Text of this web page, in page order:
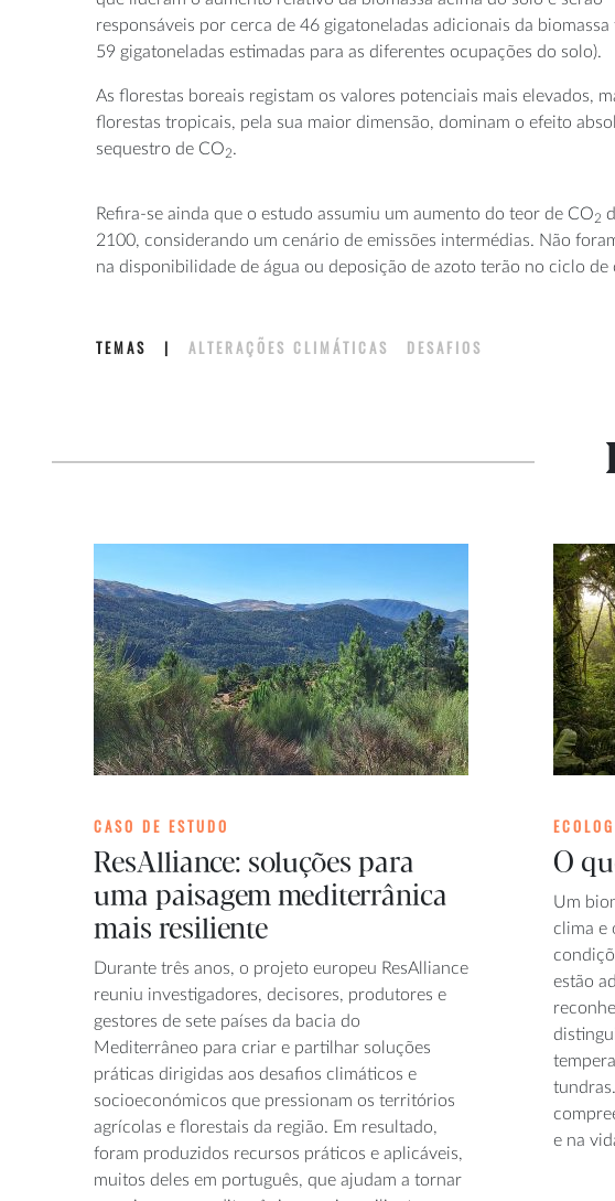
responsáveis por cerca de 46 gigatoneladas adicionais da biomassa
59 gigatoneladas estimadas para as diferentes ocupações do solo).
As florestas boreais registam os valores potenciais mais elevados,
florestas tropicais, pela sua maior dimensão, dominam o efeito
sequestro de CO2.
Refira-se ainda que o estudo assumiu um aumento do teor de CO2
2100, considerando um cenário de emissões intermédias. Não
na disponibilidade de água ou deposição de azoto terão no ciclo de
TEMAS | ALTERAÇÕES CLIMÁTICAS DESAFIOS
CASO DE ESTUDO
ResAlliance: soluções para
uma paisagem mediterrânica
mais resiliente
Durante três anos, o projeto europeu ResAlliance
reuniu investigadores, decisores, produtores e
gestores de sete países da bacia do
Mediterrâneo para criar e partilhar soluções
práticas dirigidas aos desafios climáticos e
socioeconómicos que pressionam os territórios
agrícolas e florestais da região. Em resultado,
foram produzidos recursos práticos e aplicáveis,
muitos deles em português, que ajudam a tornar
O
Um
clima e
estão
e na